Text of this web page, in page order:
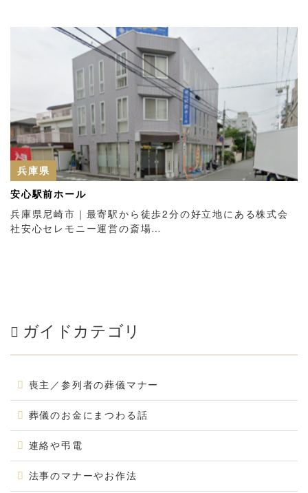
兵庫県
安心駅前ホール
兵庫県尼崎市｜最寄駅から徒歩2分の好立地にある株式会
社安心セレモニー運営の斎場…
ガイドカテゴリ
喪主／参列者の葬儀マナー
葬儀のお金にまつわる話
連絡や弔電
法事のマナーやお作法